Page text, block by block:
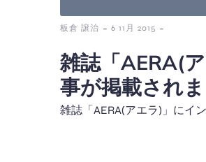
板倉 譲治 - 6 11月 2015 -
雑誌「AERA(
事が掲載されま
雑誌「AERA(アエラ)」にイ